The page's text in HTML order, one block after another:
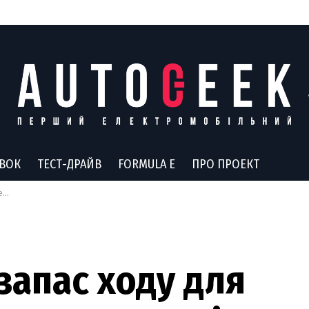
ТЕСТ-ДРАЙВ FORMULA E ПРО ПРОЕКТ
ходу для